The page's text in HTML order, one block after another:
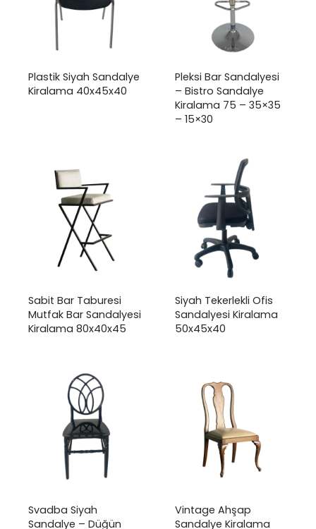
Plastik Siyah Sandalye
Kiralama 40x45x40
Pleksi Bar Sandalyesi
– Bistro Sandalye
Kiralama 75 – 35×35
– 15×30
Sabit Bar Taburesi
Mutfak Bar Sandalyesi
Kiralama 80x40x45
Siyah Tekerlekli Ofis
Sandalyesi Kiralama
50x45x40
Svadba Siyah
Sandalye – Düğün
Vintage Ahşap
Sandalye Kiralama